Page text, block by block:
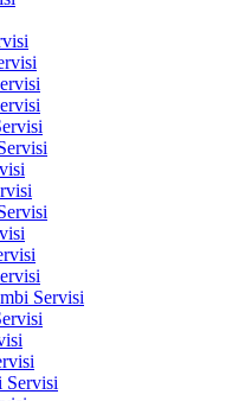
Servisi
Servisi